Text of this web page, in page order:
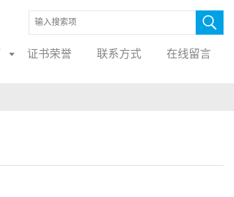
证书荣誉 联系方式 在线留言